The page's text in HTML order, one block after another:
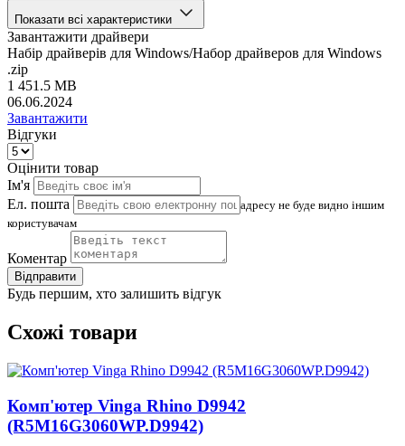
Показати всі характеристики
Завантажити драйвери
Набір драйверів для Windows/Набор драйверов для Windows
.zip
1 451.5 MB
06.06.2024
Завантажити
Відгуки
Оцінити товар
Ім'я
Ел. пошта
адресу не буде видно іншим
користувачам
Коментар
Відправити
Будь першим, хто залишить відгук
Схожі товари
Комп'ютер Vinga Rhino D9942
(R5M16G3060WP.D9942)